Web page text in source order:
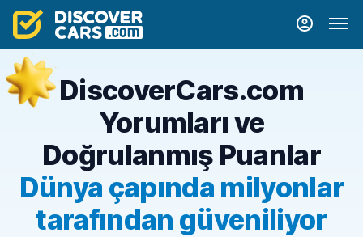
DiscoverCars.com
Yorumları ve
Doğrulanmış Puanlar
Dünya çapında milyonlar
tarafından güveniliyor